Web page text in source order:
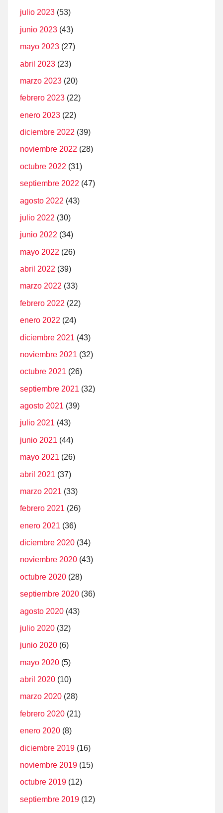
julio 2023 (53)
junio 2023 (43)
mayo 2023 (27)
abril 2023 (23)
marzo 2023 (20)
febrero 2023 (22)
enero 2023 (22)
diciembre 2022 (39)
noviembre 2022 (28)
octubre 2022 (31)
septiembre 2022 (47)
agosto 2022 (43)
julio 2022 (30)
junio 2022 (34)
mayo 2022 (26)
abril 2022 (39)
marzo 2022 (33)
febrero 2022 (22)
enero 2022 (24)
diciembre 2021 (43)
noviembre 2021 (32)
octubre 2021 (26)
septiembre 2021 (32)
agosto 2021 (39)
julio 2021 (43)
junio 2021 (44)
mayo 2021 (26)
abril 2021 (37)
marzo 2021 (33)
febrero 2021 (26)
enero 2021 (36)
diciembre 2020 (34)
noviembre 2020 (43)
octubre 2020 (28)
septiembre 2020 (36)
agosto 2020 (43)
julio 2020 (32)
junio 2020 (6)
mayo 2020 (5)
abril 2020 (10)
marzo 2020 (28)
febrero 2020 (21)
enero 2020 (8)
diciembre 2019 (16)
noviembre 2019 (15)
octubre 2019 (12)
septiembre 2019 (12)